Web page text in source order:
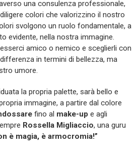
una consulenza professionale,
colori che valorizzino il nostro
svolgono un ruolo fondamentale, a
evidente, nella nostra immagine.
amico o nemico e sceglierli con
in termini di bellezza, ma
umore.
la propria palette, sarà bello e
immagine, a partire dal colore
fino al make-up e agli
Rossella Migliaccio, una guru
è magia, è armocromia!”